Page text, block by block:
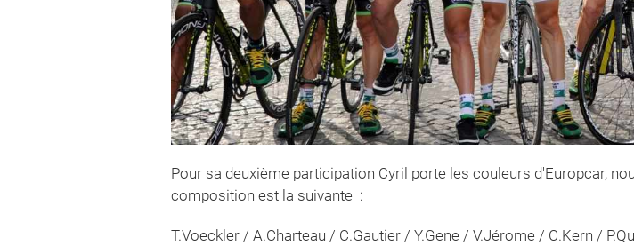
Pour sa deuxième participation Cyril porte les couleurs d'Europcar,
composition est la suivante :
T.Voeckler / A.Charteau / C.Gautier / Y.Gene / V.Jérome / C.Kern /